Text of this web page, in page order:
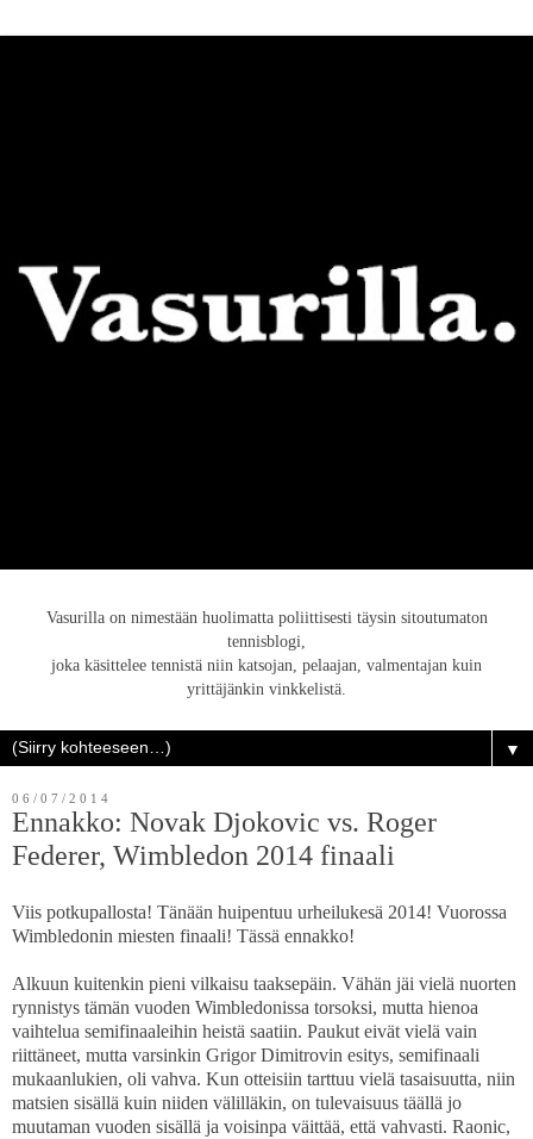
Vasurilla on nimestään huolimatta poliittisesti täysin sitoutumaton
tennisblogi,
joka käsittelee tennistä niin katsojan, pelaajan, valmentajan kuin
yrittäjänkin vinkkelistä.
▼
06/07/2014
Ennakko: Novak Djokovic vs. Roger
Federer, Wimbledon 2014 finaali
Viis potkupallosta! Tänään huipentuu urheilukesä 2014! Vuorossa
Wimbledonin miesten finaali! Tässä ennakko!
Alkuun kuitenkin pieni vilkaisu taaksepäin. Vähän jäi vielä nuorten
rynnistys tämän vuoden Wimbledonissa torsoksi, mutta hienoa
vaihtelua semifinaaleihin heistä saatiin. Paukut eivät vielä vain
riittäneet, mutta varsinkin Grigor Dimitrovin esitys, semifinaali
mukaanlukien, oli vahva. Kun otteisiin tarttuu vielä tasaisuutta, niin
matsien sisällä kuin niiden välilläkin, on tulevaisuus täällä jo
muutaman vuoden sisällä ja voisinpa väittää, että vahvasti. Raonic,